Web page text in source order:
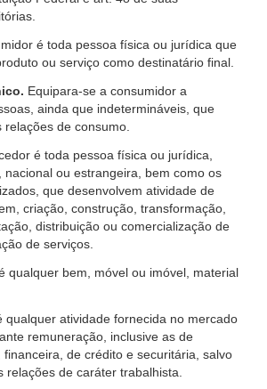
é toda pessoa física ou jurídica que
ou serviço como destinatário final.
Equipara-se a consumidor a
ainda que indetermináveis, que
relações de consumo.
é toda pessoa física ou jurídica,
nacional ou estrangeira, bem como os
que desenvolvem atividade de
criação, construção, transformação,
distribuição ou comercialização de
de serviços.
qualquer bem, móvel ou imóvel, material
qualquer atividade fornecida no mercado
remuneração, inclusive as de
financeira, de crédito e securitária, salvo
relações de caráter trabalhista.